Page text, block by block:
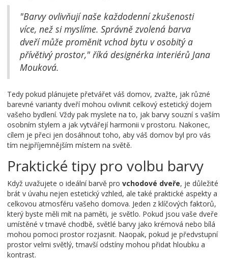
"Barvy ovlivňují naše každodenní zkušenosti
více, než si myslíme. Správně zvolená barva
dveří může proměnit vchod bytu v osobitý a
přívětivý prostor," říká designérka interiérů Jana
Mouková.
Tedy pokud plánujete přetvářet váš domov, zvažte, jak různé
barevné varianty dveří mohou ovlivnit celkový estetický dojem
vašeho bydlení. Vždy pak myslete na to, jak barvy souzní s vaším
osobním stylem a jak vytvářejí harmonii v prostoru. Nakonec,
cílem je přeci jen dosáhnout toho, aby váš domov byl pro vás
tím nejpříjemnějším místem na světě.
Praktické tipy pro volbu barvy
Když uvažujete o ideální barvě pro vchodové dveře, je důležité
brát v úvahu nejen estetický vzhled, ale také praktické aspekty a
celkovou atmosféru vašeho domova. Jeden z klíčových faktorů,
který byste měli mít na paměti, je světlo. Pokud jsou vaše dveře
umístěné v tmavé chodbě, světlé barvy jako krémová nebo bílá
mohou pomoci prostor rozjasnit. Naopak, pokud je předvstupní
prostor velmi světlý, tmavší odstíny mohou přidat hloubku a
kontrast.